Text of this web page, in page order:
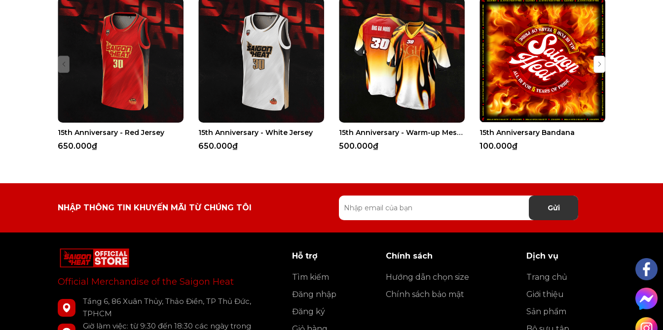
15th Anniversary - Red Jersey
650.000₫
15th Anniversary - White Jersey
650.000₫
15th Anniversary - Warm-up Mesh Shirt
500.000₫
15th Anniversary Bandana
100.000₫
NHẬP THÔNG TIN KHUYẾN MÃI TỪ CHÚNG TÔI Gửi
Official Merchandise of the Saigon Heat
Tầng 6, 86 Xuân Thủy, Thảo Điền, TP Thủ Đức,
TPHCM
Giờ làm việc: từ 9:30 đến 18:30 các ngày trong
Hỗ trợ
Tìm kiếm
Đăng nhập
Đăng ký
Chính sách
Hướng dẫn chọn size
Chính sách bảo mật
Dịch vụ
Trang chủ
Giới thiệu
Sản phẩm